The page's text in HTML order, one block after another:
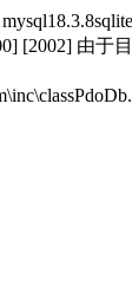
[2002] 由于